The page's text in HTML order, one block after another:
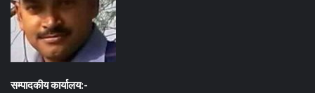
सम्पादकीय कार्यालय:-